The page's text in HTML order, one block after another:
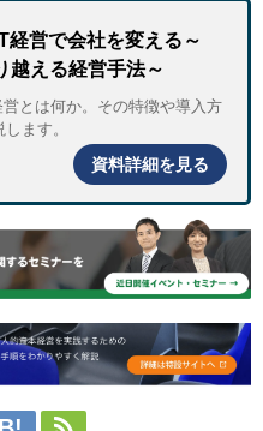
経営で会社を変える～
越える経営手法～
営とは何か。その特徴や導入方
ます。
資料詳細を見る